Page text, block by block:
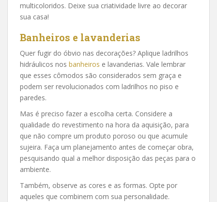
multicoloridos. Deixe sua criatividade livre ao decorar
sua casa!
Banheiros e lavanderias
Quer fugir do óbvio nas decorações? Aplique ladrilhos
hidráulicos nos banheiros e lavanderias. Vale lembrar
que esses cômodos são considerados sem graça e
podem ser revolucionados com ladrilhos no piso e
paredes.
Mas é preciso fazer a escolha certa. Considere a
qualidade do revestimento na hora da aquisição, para
que não compre um produto poroso ou que acumule
sujeira. Faça um planejamento antes de começar obra,
pesquisando qual a melhor disposição das peças para o
ambiente.
Também, observe as cores e as formas. Opte por
aqueles que combinem com sua personalidade.